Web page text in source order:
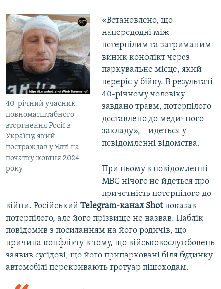
40-річний учасник
повномасштабного
вторгнення Росії в
Україну, який
постраждав у Ялті на
початку жовтня 2024
року
«Встановлено, що
напередодні між
потерпілим та затриманим
виник конфлікт через
паркувальне місце, який
переріс у бійку. В результаті
40-річному чоловіку
завдано травм, потерпілого
доставлено до медичного
закладу», – йдеться у
повідомленні відомства.
При цьому в повідомленні
МВС нічого не йдеться про
причетність потерпілого до
війни. Російський Telegram-канал Shotпоказав
потерпілого, але його прізвище не назвав. Паблік
повідомив з посиланням на його родичів, що
причина конфлікту в тому, що військовослужбовець
заявив сусідові, що його припарковані біля будинку
автомобілі перекривають тротуар пішоходам.